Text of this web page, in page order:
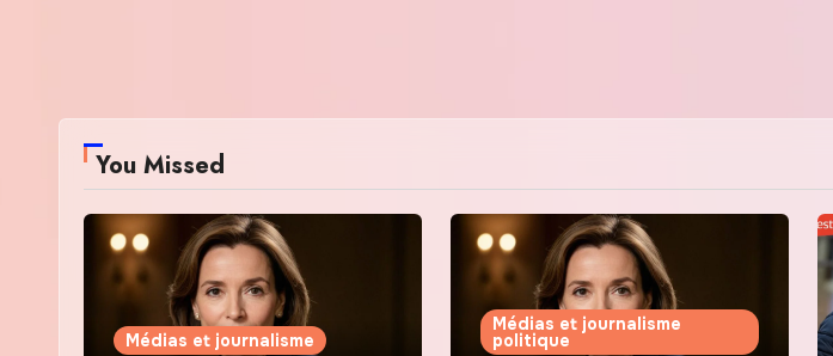
You Missed
Médias et journalisme
Médias et journalisme
politique